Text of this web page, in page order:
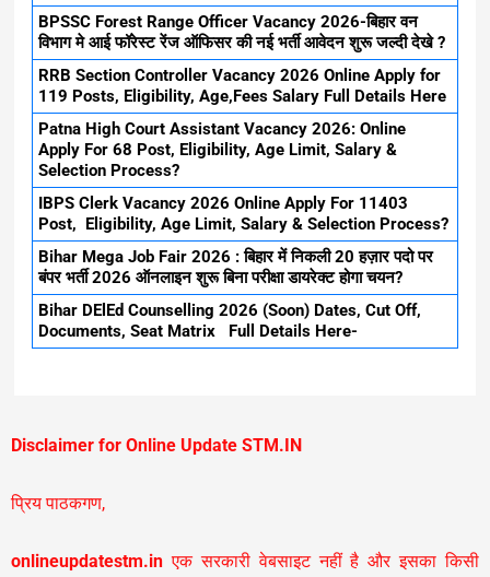
BPSSC Forest Range Officer Vacancy 2026-बिहार वन
विभाग मे आई फॉरेस्ट रेंज ऑफिसर की नई भर्ती आवेदन शुरू जल्दी देखे ?
RRB Section Controller Vacancy 2026 Online Apply for
119 Posts, Eligibility, Age,Fees Salary Full Details Here
Patna High Court Assistant Vacancy 2026: Online
Apply For 68 Post, Eligibility, Age Limit, Salary &
Selection Process?
IBPS Clerk Vacancy 2026 Online Apply For 11403
Post, Eligibility, Age Limit, Salary & Selection Process?
Bihar Mega Job Fair 2026 : बिहार में निकली 20 हज़ार पदो पर
बंपर भर्ती 2026 ऑनलाइन शुरू बिना परीक्षा डायरेक्ट होगा चयन?
Bihar DElEd Counselling 2026 (Soon) Dates, Cut Off,
Documents, Seat Matrix Full Details Here-
Disclaimer for Online Update STM.IN
प्रिय पाठकगण,
onlineupdatestm.in एक सरकारी वेबसाइट नहीं है और इसका किसी